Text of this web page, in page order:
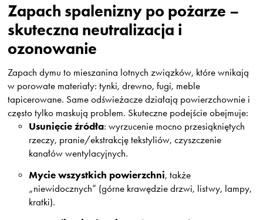
Zapach spalenizny po pożarze –
skuteczna neutralizacja i
ozonowanie
Zapach dymu to mieszanina lotnych związków, które wnikają
w porowate materiały: tynki, drewno, fugi, meble
tapicerowane. Same odświeżacze działają powierzchownie i
często tylko maskują problem. Skuteczne podejście obejmuje:
Usunięcie źródła: wyrzucenie mocno przesiąkniętych
rzeczy, pranie/ekstrakcję tekstyliów, czyszczenie
kanałów wentylacyjnych.
Mycie wszystkich powierzchni, także
„niewidocznych” (górne krawędzie drzwi, listwy, lampy,
kratki).